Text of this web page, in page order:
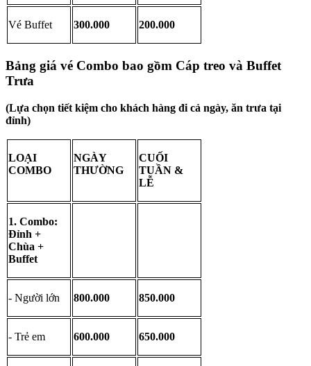
Vé Buffet 300.000 200.000
Bảng giá vé Combo bao gồm Cáp treo và Buffet
Trưa
(Lựa chọn tiết kiệm cho khách hàng đi cả ngày, ăn trưa tại
đỉnh)
LOẠI
COMBO
NGÀY
THƯỜNG
CUỐI
TUẦN &
LỄ
1. Combo:
Đỉnh +
Chùa +
Buffet
- Người lớn 800.000 850.000
- Trẻ em 600.000 650.000